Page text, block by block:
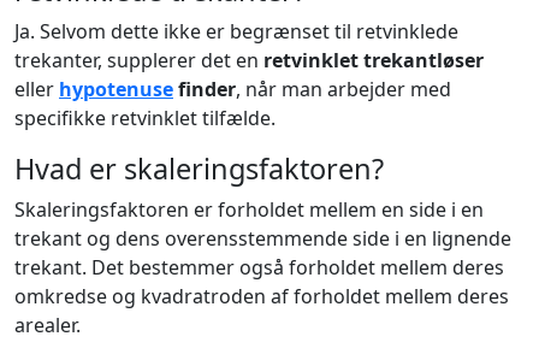
Ja. Selvom dette ikke er begrænset til retvinklede
trekanter, supplerer det en retvinklet trekantløser
eller hypotenusefinder, når man arbejder med
specifikke retvinklet tilfælde.
Hvad er skaleringsfaktoren?
Skaleringsfaktoren er forholdet mellem en side i en
trekant og dens overensstemmende side i en lignende
trekant. Det bestemmer også forholdet mellem deres
omkredse og kvadratroden af forholdet mellem deres
arealer.